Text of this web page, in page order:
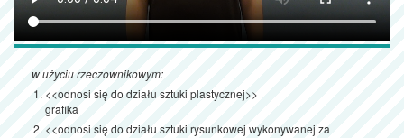
w użyciu rzeczownikowym:
<<odnosi się do działu sztuki plastycznej>>
grafika
<<odnosi się do działu sztuki rysunkowej wykonywanej za